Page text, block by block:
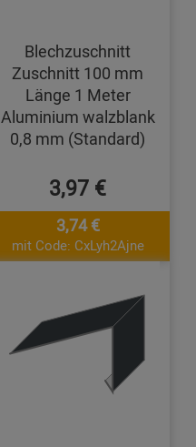
Blechzuschnitt
Zuschnitt 100 mm
Länge 1 Meter
Aluminium walzblank
0,8 mm (Standard)
3,97 €
3,74 €
mit Code: CxLyh2Ajne